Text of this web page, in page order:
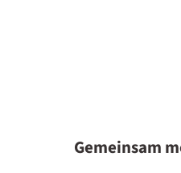
Gemeinsam